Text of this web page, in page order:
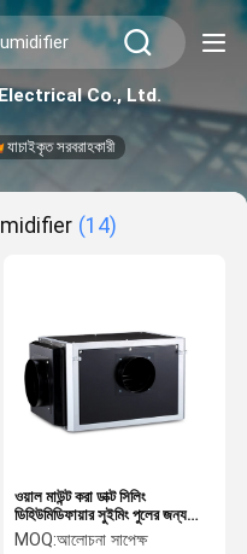
Co., Ltd.
যাচাইকৃত সরবরাহকারী
(14)
ওয়াল মাউন্ট করা ডাক্ট সিলিং
ডিহিউমিডিফায়ার সুইমিং পুলের জন্য
উদ্ভাবনী
MOQ:আলোচনা সাপেক্ষ